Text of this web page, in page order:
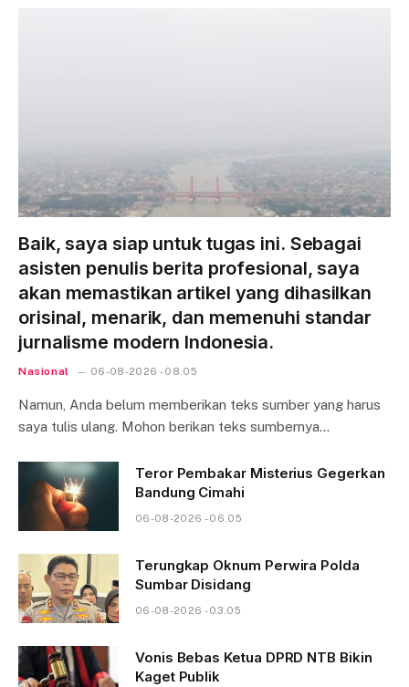
Baik, saya siap untuk tugas ini. Sebagai
asisten penulis berita profesional, saya
akan memastikan artikel yang dihasilkan
orisinal, menarik, dan memenuhi standar
jurnalisme modern Indonesia.
Nasional 06-08-2026 - 08.05
Namun, Anda belum memberikan teks sumber yang harus
saya tulis ulang. Mohon berikan teks sumbernya…
Teror Pembakar Misterius Gegerkan
Bandung Cimahi
06-08-2026 - 06.05
Terungkap Oknum Perwira Polda
Sumbar Disidang
06-08-2026 - 03.05
Vonis Bebas Ketua DPRD NTB Bikin
Kaget Publik